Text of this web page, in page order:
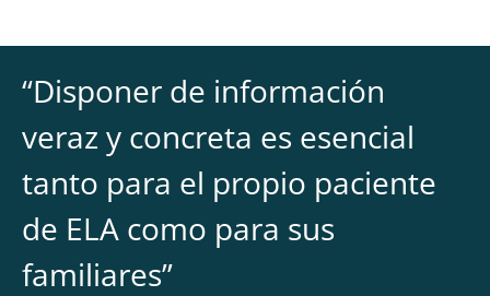
“Disponer de información
veraz y concreta es esencial
tanto para el propio paciente
de ELA como para sus
familiares”